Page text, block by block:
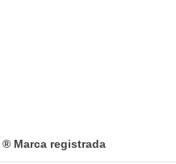
® Marca registrada